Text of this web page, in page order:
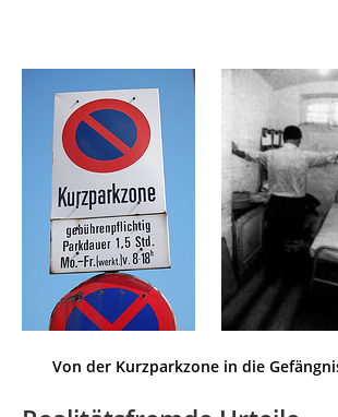
Von der Kurzparkzone in die